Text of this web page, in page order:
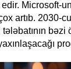
Microsoft-
artıb. 2030-
bəzi